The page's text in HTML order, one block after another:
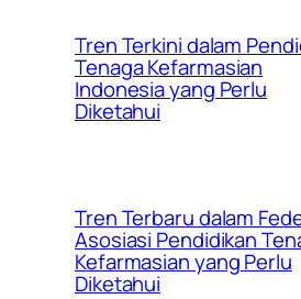
Tren Terkini dalam
Tenaga Kefarmasian
Indonesia yang Perlu
Diketahui
Tren Terbaru dalam
Asosiasi Pendidikan
Kefarmasian yang Perlu
Diketahui